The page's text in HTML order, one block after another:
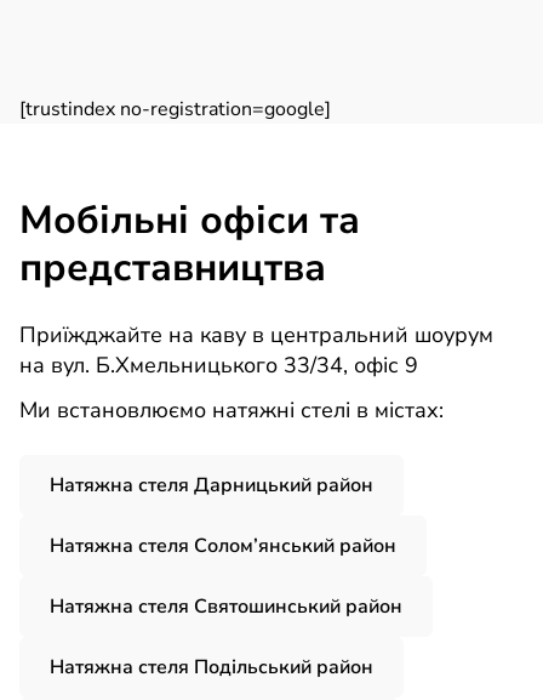
[trustindex no-registration=google]
Мобільні офіси та
представництва
Приїжджайте на каву в центральний шоурум
на вул. Б.Хмельницького 33/34, офіс 9
Ми встановлюємо натяжні стелі в містах:
Натяжна стеля Дарницький район
Натяжна стеля Солом’янський район
Натяжна стеля Святошинський район
Натяжна стеля Подільський район